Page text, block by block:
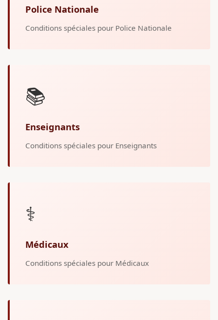
Police Nationale
Conditions spéciales pour Police Nationale
📚
Enseignants
Conditions spéciales pour Enseignants
⚕️
Médicaux
Conditions spéciales pour Médicaux